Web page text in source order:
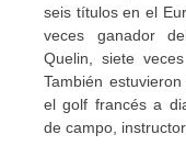
seis títulos en el
veces ganador
Quelin, siete
También
el golf francés a
de campo,